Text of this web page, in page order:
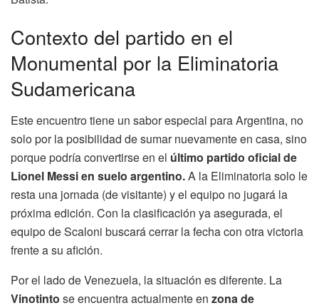
Contexto del partido en el
Monumental por la Eliminatoria
Sudamericana
Este encuentro tiene un sabor especial para Argentina, no
solo por la posibilidad de sumar nuevamente en casa, sino
porque podría convertirse en el último partido oficial de
Lionel Messi en suelo argentino.A la Eliminatoria solo le
resta una jornada (de visitante) y el equipo no jugará la
próxima edición. Con la clasificación ya asegurada, el
equipo de Scaloni buscará cerrar la fecha con otra victoria
frente a su afición.
Por el lado de Venezuela, la situación es diferente. La
Vinotinto se encuentra actualmente en zona de